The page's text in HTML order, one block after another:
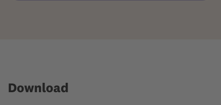
Download